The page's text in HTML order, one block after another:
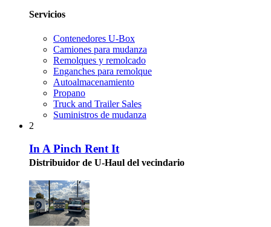
Servicios
Contenedores U-Box
Camiones para mudanza
Remolques y remolcado
Enganches para remolque
Autoalmacenamiento
Propano
Truck and Trailer Sales
Suministros de mudanza
2
In A Pinch Rent It
Distribuidor de U-Haul del vecindario